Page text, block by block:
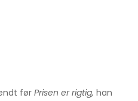
før Prisen er rigtig, han